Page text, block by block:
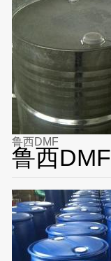
鲁西DMF
鲁西DMF